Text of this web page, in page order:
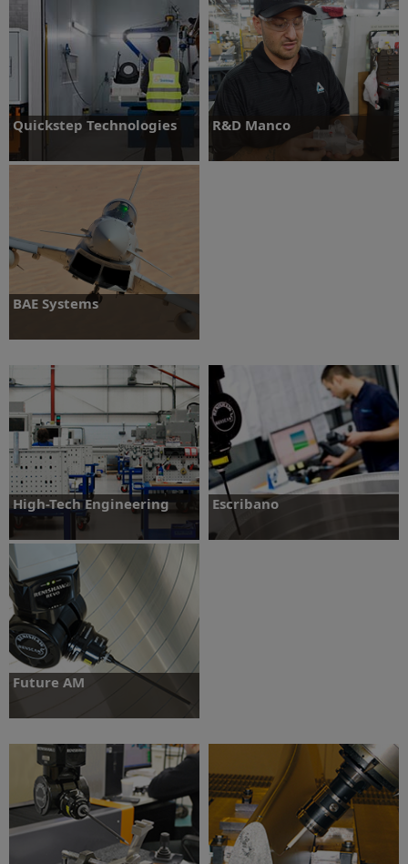
Ontdek meer
Quickstep Technologies
Ontdek meer
R&D Manco
BAE Systems
Ontdek meer
High-Tech Engineering
Ontdek meer
Escribano
Future AM
Ontdek meer